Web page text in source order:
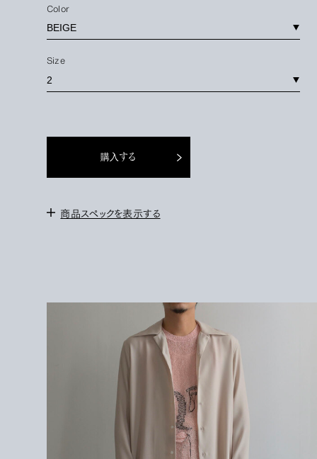
Color
Size
購入する
商品スペックを表示する
WOOL 79% POLYESTER 21%
tops / Kota Gusheken
pants / renoma
shoes / PETROSOLAUM
shoes / AFOUR